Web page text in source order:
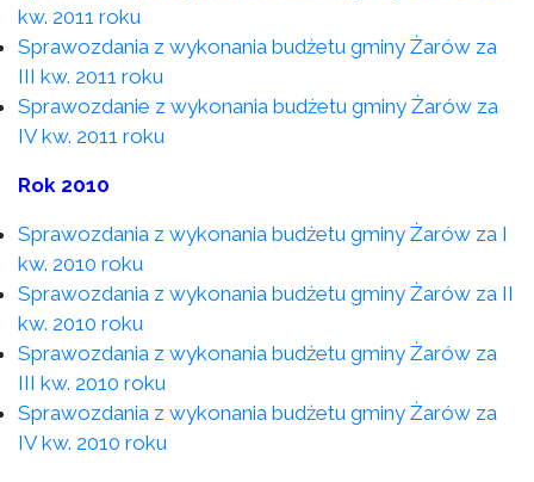
kw. 2011 roku
Sprawozdania z wykonania budżetu gminy Żarów za
III kw. 2011 roku
Sprawozdanie z wykonania budżetu gminy Żarów za
IV kw. 2011 roku
Rok 2010
Sprawozdania z wykonania budżetu gminy Żarów za I
kw. 2010 roku
Sprawozdania z wykonania budżetu gminy Żarów za II
kw. 2010 roku
Sprawozdania z wykonania budżetu gminy Żarów za
III kw. 2010 roku
Sprawozdania z wykonania budżetu gminy Żarów za
IV kw. 2010 roku